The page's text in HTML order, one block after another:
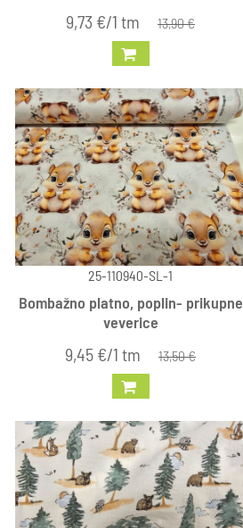
9,73 €/1 tm 13,90 €
25-110940-SL-1
Bombažno platno, poplin- prikupne
veverice
9,45 €/1 tm 13,50 €